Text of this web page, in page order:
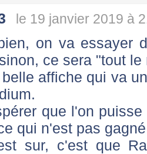
le 19 janvier 2019 à
on va essayer
ce sera "tout
affiche qui va
que l'on
qui n'est pas
sur, c'est que